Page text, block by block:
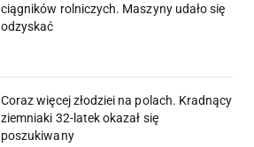
ciągników rolniczych. Maszyny udało się
odzyskać
Coraz więcej złodziei na polach. Kradnący
ziemniaki 32-latek okazał się
poszukiwany